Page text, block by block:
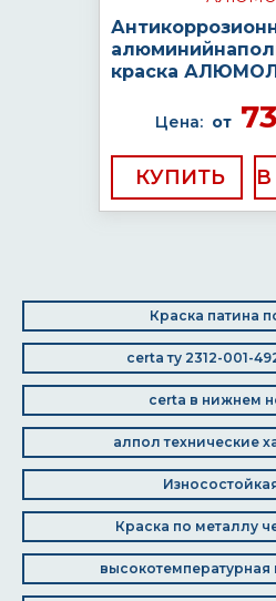
краска
Цена: от
КУПИТЬ
Краска патина
certa ту 2312-001-
certa в нижнем
алпол технические
Краска по металлу